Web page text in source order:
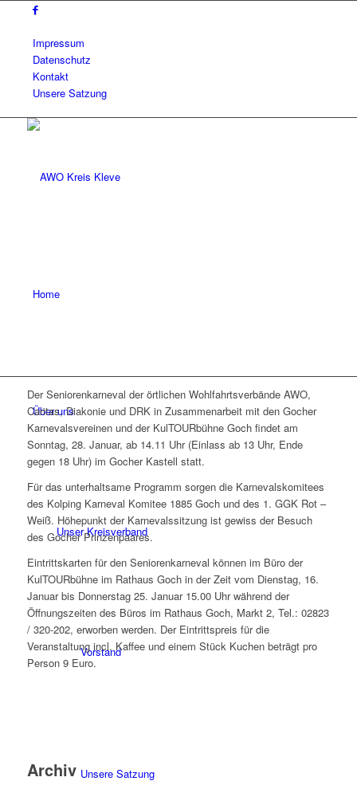
Impressum
Datenschutz
Kontakt
Unsere Satzung
Home
Über uns
Unser Kreisverband
Vorstand
Unsere Satzung
Der Seniorenkarneval der örtlichen Wohlfahrtsverbände AWO,
Caritas, Diakonie und DRK in Zusammenarbeit mit den Gocher
Karnevalsvereinen und der KulTOURbühne Goch findet am
Sonntag, 28. Januar, ab 14.11 Uhr (Einlass ab 13 Uhr, Ende
gegen 18 Uhr) im Gocher Kastell statt.
Für das unterhaltsame Programm sorgen die Karnevalskomitees
des Kolping Karneval Komitee 1885 Goch und des 1. GGK Rot –
Weiß. Höhepunkt der Karnevalssitzung ist gewiss der Besuch
des Gocher Prinzenpaares.
Eintrittskarten für den Seniorenkarneval können im Büro der
KulTOURbühne im Rathaus Goch in der Zeit vom Dienstag, 16.
Januar bis Donnerstag 25. Januar 15.00 Uhr während der
Öffnungszeiten des Büros im Rathaus Goch, Markt 2, Tel.: 02823
/ 320-202, erworben werden. Der Eintrittspreis für die
Veranstaltung incl. Kaffee und einem Stück Kuchen beträgt pro
Person 9 Euro.
Archiv